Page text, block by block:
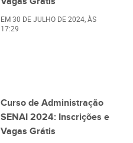
EM30 DE JULHO DE 2024 , ÀS
17:29
Curso de Administração
SENAI 2024: Inscrições e
Vagas Grátis